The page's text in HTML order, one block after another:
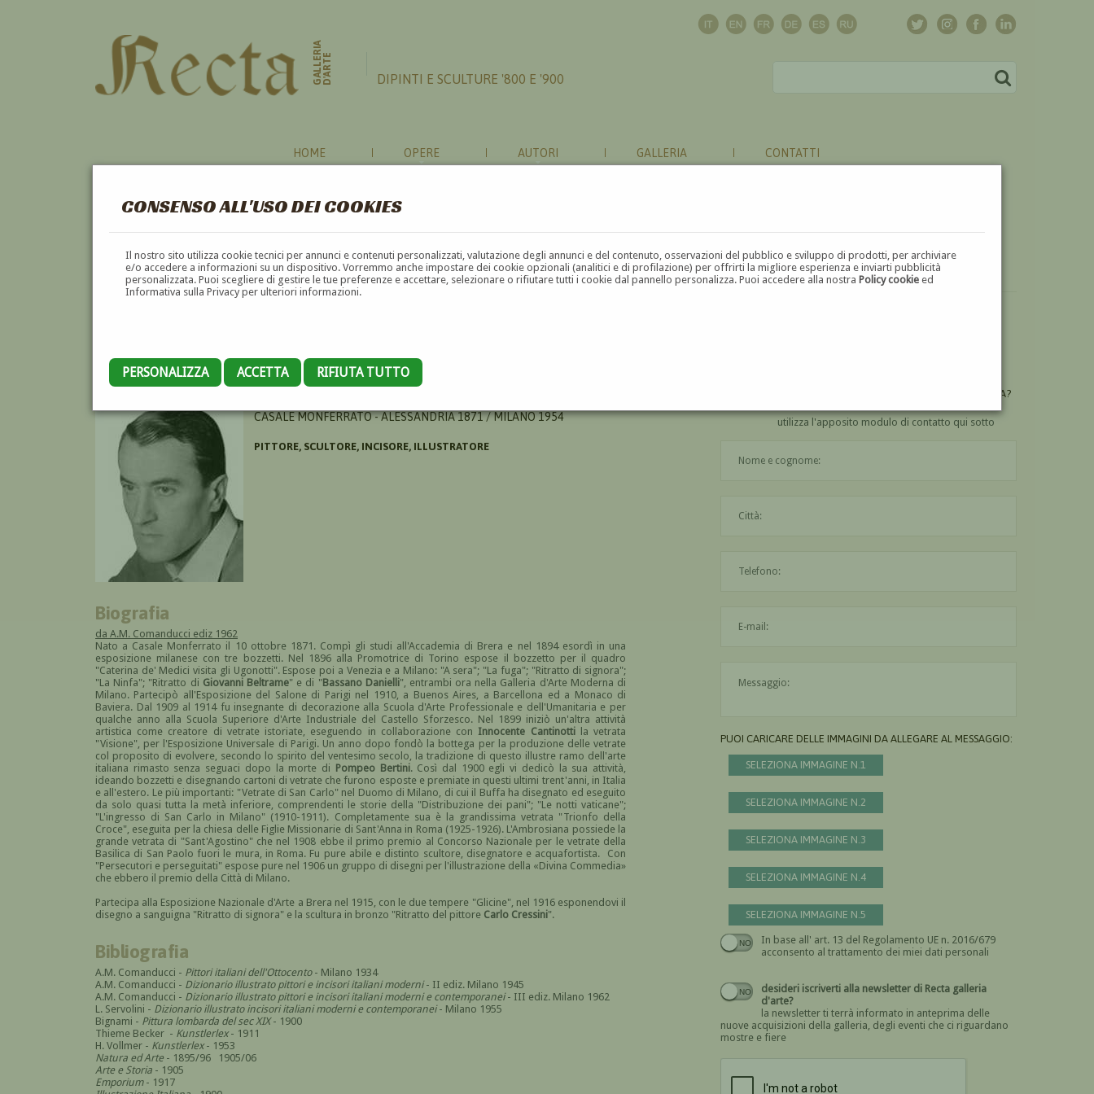
CONSENSO ALL'USO DEI COOKIES
Il nostro sito utilizza cookie tecnici per annunci e contenuti personalizzati, valutazione degli annunci e del contenuto, osservazioni del pubblico e sviluppo di prodotti, per archiviare
e/o accedere a informazioni su un dispositivo. Vorremmo anche impostare dei cookie opzionali (analitici e di profilazione) per offrirti la migliore esperienza e inviarti pubblicità
personalizzata. Puoi scegliere di gestire le tue preferenze e accettare, selezionare o rifiutare tutti i cookie dal pannello personalizza. Puoi accedere alla nostraPolicy cookie ed
Informativa sulla Privacy per ulteriori informazioni.
PERSONALIZZA ACCETTA RIFIUTA TUTTO
GALLERIAD'ARTE DIPINTI E SCULTURE '800 E '900
HOME OPERE AUTORI GALLERIA CONTATTI
GIOVANNI BUFFA
CASALE MONFERRATO - ALESSANDRIA 1871 / MILANO 1954
PITTORE, SCULTORE, INCISORE, ILLUSTRATORE
Biografia
da A.M. Comanducci ediz 1962
Nato a Casale Monferrato il 10 ottobre 1871. Compì gli studi all'Accademia di Brera e nel 1894 esordì in una
esposizione milanese con tre bozzetti. Nel 1896 alla Promotrice di Torino espose il bozzetto per il quadro
"Caterina de' Medici visita gli Ugonotti". Espose poi a Venezia e a Milano: "A sera"; "La fuga"; "Ritratto di signora";
"La Ninfa"; "Ritratto di Giovanni Beltrame" e di "Bassano Danielli", entrambi ora nella Galleria d'Arte Moderna di
Milano. Partecipò all'Esposizione del Salone di Parigi nel 1910, a Buenos Aires, a Barcellona ed a Monaco di
Baviera. Dal 1909 al 1914 fu insegnante di decorazione alla Scuola d'Arte Professionale e dell'Umanitaria e per
qualche anno alla Scuola Superiore d'Arte Industriale del Castello Sforzesco. Nel 1899 iniziò un'altra attività
artistica come creatore di vetrate istoriate, eseguendo in collaborazione con Innocente Cantinottila vetrata
"Visione", per l'Esposizione Universale di Parigi. Un anno dopo fondò la bottega per la produzione delle vetrate
col proposito di evolvere, secondo lo spirito del ventesimo secolo, la tradizione di questo illustre ramo dell'arte
italiana rimasto senza seguaci dopo la morte di Pompeo Bertini. Così dal 1900 egli vi dedicò la sua attività,
ideando bozzetti e disegnando cartoni di vetrate che furono esposte e premiate in questi ultimi trent'anni, in Italia
e all'estero. Le più importanti: "Vetrate di San Carlo" nel Duomo di Milano, di cui il Buffa ha disegnato ed eseguito
da solo quasi tutta la metà inferiore, comprendenti le storie della "Distribuzione dei pani"; "Le notti vaticane";
"L'ingresso di San Carlo in Milano" (1910-1911). Completamente sua è la grandissima vetrata "Trionfo della
Croce", eseguita per la chiesa delle Figlie Missionarie di Sant'Anna in Roma (1925-1926). L'Ambrosiana possiede la
grande vetrata di "Sant'Agostino" che nel 1908 ebbe il primo premio al Concorso Nazionale per le vetrate della
Basilica di San Paolo fuori le mura, in Roma. Fu pure abile e distinto scultore, disegnatore e acquafortista. Con
"Persecutori e perseguitati" espose pure nel 1906 un gruppo di disegni per l'illustrazione della «Divina Commedia»
che ebbero il premio della Città di Milano.
Partecipa alla Esposizione Nazionale d'Arte a Brera nel 1915, con le due tempere "Glicine", nel 1916 esponendovi il
disegno a sanguigna "Ritratto di signora" e la scultura in bronzo "Ritratto del pittore Carlo Cressini".
Bibliografia
A.M. Comanducci - Pittori italiani dell'Ottocento- Milano 1934
A.M. Comanducci - Dizionario illustrato pittori e incisori italiani moderni- II ediz. Milano 1945
A.M. Comanducci - Dizionario illustrato pittori e incisori italiani moderni e contemporanei- III ediz. Milano 1962
L. Servolini - Dizionario illustrato incisori italiani moderni e contemporanei- Milano 1955
Bignami - Pittura lombarda del sec XIX- 1900
Thieme Becker - Kunstlerlex- 1911
H. Vollmer - Kunstlerlex- 1953
Natura ed Arte - 1895/96 1905/06
Arte e Storia - 1905
Emporium- 1917
UN'OPERA DI GIOVANNI BUFFA?
utilizza l'apposito modulo di contatto qui sotto
PUOI CARICARE DELLE IMMAGINI DA ALLEGARE AL MESSAGGIO:
SELEZIONA IMMAGINE N.1
SELEZIONA IMMAGINE N.2
SELEZIONA IMMAGINE N.3
SELEZIONA IMMAGINE N.4
SELEZIONA IMMAGINE N.5
In base all' art. 13 del Regolamento UE n. 2016/679
acconsento al trattamento dei miei dati personali
Devi dare il consenso
desideri iscriverti alla newsletter di Recta galleria
d'arte?
la newsletter ti terrà informato in anteprima delle
nuove acquisizioni della galleria, degli eventi che ci riguardano
mostre e fiere